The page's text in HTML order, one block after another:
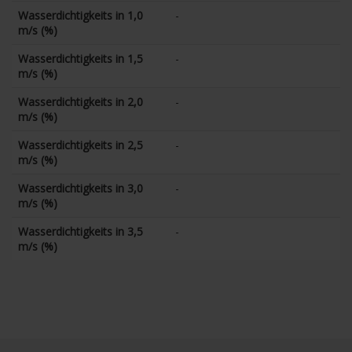
Wasserdichtigkeits in 1,0
m/s (%)
-
Wasserdichtigkeits in 1,5
m/s (%)
-
Wasserdichtigkeits in 2,0
m/s (%)
-
Wasserdichtigkeits in 2,5
m/s (%)
-
Wasserdichtigkeits in 3,0
m/s (%)
-
Wasserdichtigkeits in 3,5
m/s (%)
-